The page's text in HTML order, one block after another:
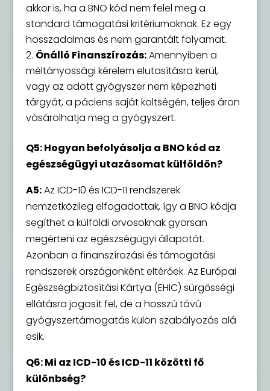
akkor is, ha a BNO kód nem felel meg a
standard támogatási kritériumoknak. Ez egy
hosszadalmas és nem garantált folyamat.
Önálló Finanszírozás:Amennyiben a
méltányossági kérelem elutasításra kerül,
vagy az adott gyógyszer nem képezheti
tárgyát, a páciens saját költségén, teljes áron
vásárolhatja meg a gyógyszert.
Q5: Hogyan befolyásolja a BNO kód az
egészségügyi utazásomat külföldön?
A5:Az ICD-10 és ICD-11 rendszerek
nemzetközileg elfogadottak, így a BNO kódja
segíthet a külföldi orvosoknak gyorsan
megérteni az egészségügyi állapotát.
Azonban a finanszírozási és támogatási
rendszerek országonként eltérőek. Az Európai
Egészségbiztosítási Kártya (EHIC) sürgősségi
ellátásra jogosít fel, de a hosszú távú
gyógyszertámogatás külön szabályozás alá
esik.
Q6: Mi az ICD-10 és ICD-11 közötti fő
különbség?